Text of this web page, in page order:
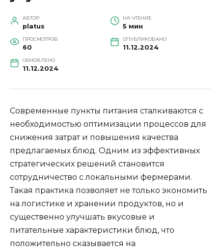
АВТОР
platus
НА ЧТЕНИЕ
5 мин
ПРОСМОТРОВ
60
ОПУБЛИКОВАНО
11.12.2024
ОБНОВЛЕНО
11.12.2024
Современные пункты питания сталкиваются с
необходимостью оптимизации процессов для
снижения затрат и повышения качества
предлагаемых блюд. Одним из эффективных
стратегических решений становится
сотрудничество с локальными фермерами.
Такая практика позволяет не только экономить
на логистике и хранении продуктов, но и
существенно улучшать вкусовые и
питательные характеристики блюд, что
положительно сказывается на